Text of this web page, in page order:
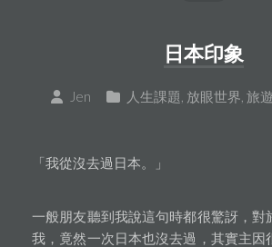
日本印象
Jen 人生課題 放眼世界 旅
「我從沒去過日本。」
一般朋友聽到我說這句時都很驚訝，對
我，竟然一次日本也沒去過，其實主因